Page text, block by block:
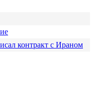
контракт с Ираном